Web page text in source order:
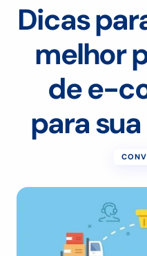
Dicas
melhor
de e-
para